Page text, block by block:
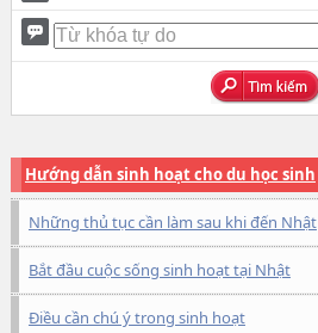
Hướng dẫn sinh hoạt cho du học sinh
Những thủ tục cần làm sau khi đến Nhật
Bắt đầu cuộc sống sinh hoạt tại Nhật
Điều cần chú ý trong sinh hoạt